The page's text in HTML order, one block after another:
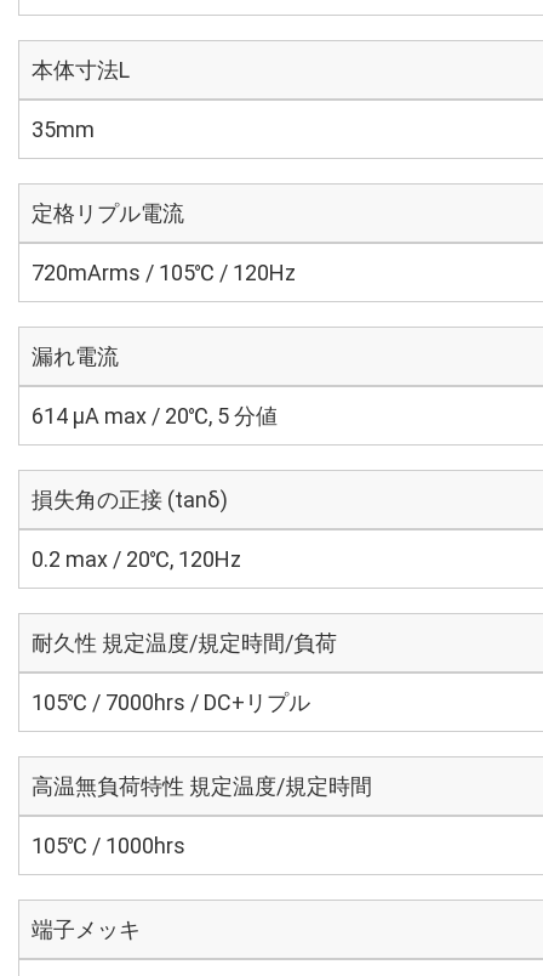
本体寸法L
35mm
定格リプル電流
720mArms / 105℃ / 120Hz
漏れ電流
614 μA max / 20℃, 5 分値
損失角の正接 (tanδ)
0.2 max / 20℃, 120Hz
耐久性 規定温度/規定時間/負荷
105℃ / 7000hrs / DC+リプル
高温無負荷特性 規定温度/規定時間
105℃ / 1000hrs
端子メッキ